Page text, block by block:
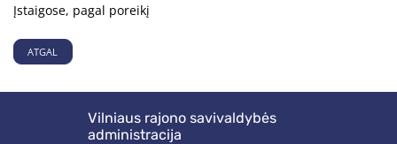
Įstaigose, pagal poreikį
ATGAL
Vilniaus rajono savivaldybės
administracija